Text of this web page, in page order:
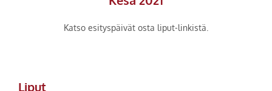
Katso esityspäivät osta liput-linkistä.
Liput